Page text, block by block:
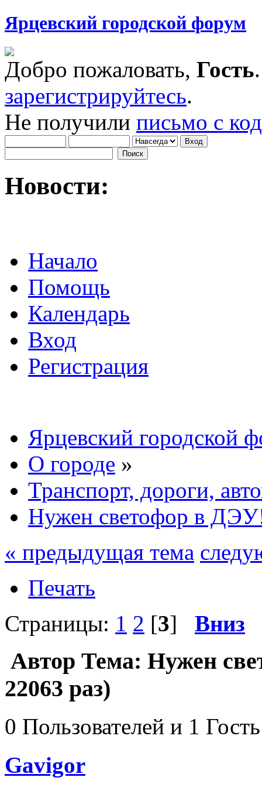
Ярцевский городской форум
Добро пожаловать, Гость
зарегистрируйтесь.
Не получили письмо с
Новости:
Начало
Помощь
Календарь
Вход
Регистрация
Ярцевский городской
О городе »
Транспорт, дороги,
Нужен светофор в
« предыдущая тема
Печать
Страницы: 1 2 [3] Вниз
Автор Тема: Нужен
22063 раз)
0 Пользователей и 1
Gavigor